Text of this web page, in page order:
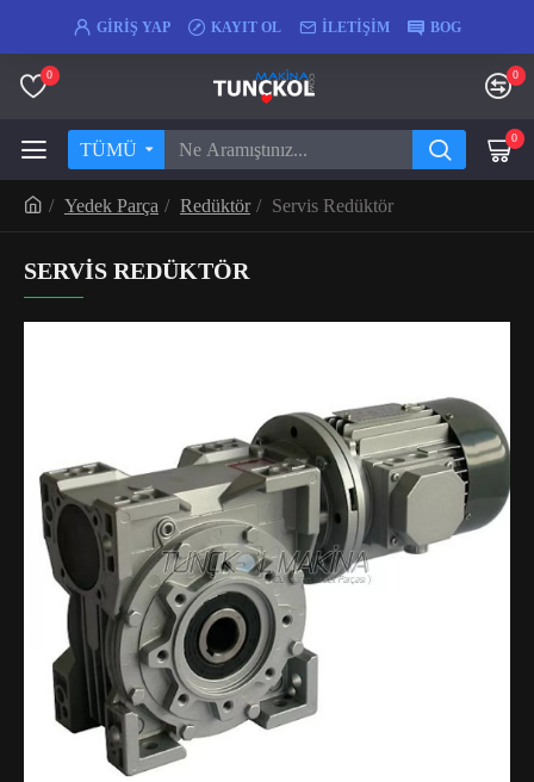
GIRIŞ YAP KAYIT OL İLETIŞIM BOG
0 0
TÜMÜ
0
Yedek Parça Redüktör Servis Redüktör
SERVIS REDÜKTÖR